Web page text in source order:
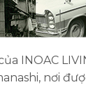
INOAC
nơi